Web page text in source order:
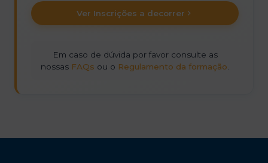
Ver Inscrições a decorrer
Em caso de dúvida por favor consulte as
nossas FAQs ou o Regulamento da formação.